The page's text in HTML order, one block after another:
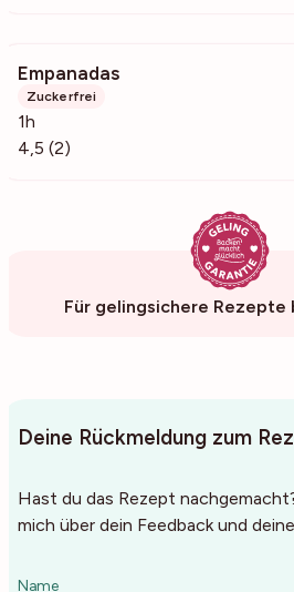
Empanadas
Zuckerfrei
1h
4,5 (2)
Für gelingsichere Rezepte
Deine Rückmeldung zum
Hast du das Rezept
mich über dein Feedback und
Name